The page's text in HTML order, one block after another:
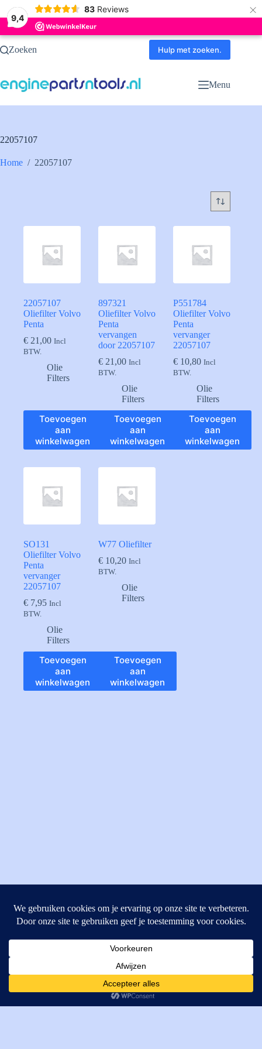
9,4
83 Reviews ×
Ga
naarZoeken Hulp met zoeken.
Menu
22057107
Home / 22057107
22057107
Oliefilter Volvo
Penta
€ 21,00 Incl
BTW.
Olie
Filters
Toevoegen
aan
winkelwagen
897321
Oliefilter Volvo
Penta
vervangen
door 22057107
€ 21,00 Incl
BTW.
Olie
Filters
Toevoegen
aan
winkelwagen
P551784
Oliefilter Volvo
Penta
vervanger
22057107
€ 10,80 Incl
BTW.
Olie
Filters
Toevoegen
aan
winkelwagen
SO131
Oliefilter Volvo
Penta
vervanger
22057107
€ 7,95 Incl
BTW.
Olie
Filters
Toevoegen
aan
winkelwagen
W77 Oliefilter
€ 10,20 Incl
BTW.
Olie
Filters
Toevoegen
aan
winkelwagen
4462GE, Goes
T: +31 (0) 111-484438
M:parts@mitechniek.nl
VAT: NL862802295B01
Cookies helpen ons bij het leveren van onze diensten. Door
gebruik te maken van onze diensten, gaat u akkoord met ons
gebruik van cookies.